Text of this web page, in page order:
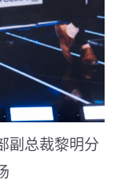
副总裁黎明分